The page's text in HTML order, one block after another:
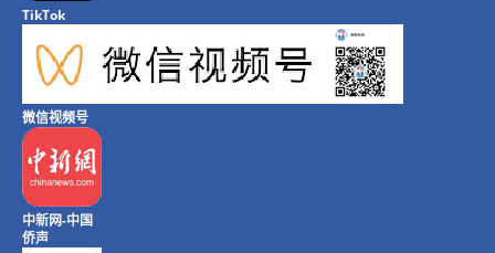
TikTok
微信视频号
中新网-中国
侨声